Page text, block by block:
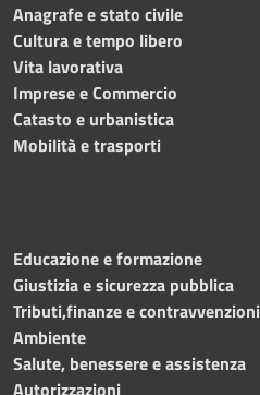
Anagrafe e stato civile
Cultura e tempo libero
Vita lavorativa
Imprese e Commercio
Catasto e urbanistica
Mobilità e trasporti
Educazione e formazione
Giustizia e sicurezza pubblica
Tributi,finanze e contravvenzioni
Ambiente
Salute, benessere e assistenza